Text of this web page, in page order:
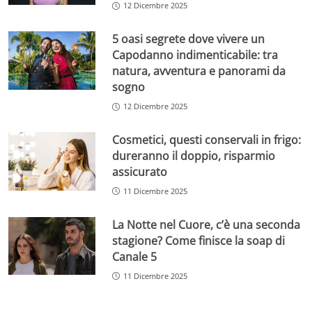
12 Dicembre 2025
5 oasi segrete dove vivere un
Capodanno indimenticabile: tra
natura, avventura e panorami da
sogno
12 Dicembre 2025
Cosmetici, questi conservali in frigo:
dureranno il doppio, risparmio
assicurato
11 Dicembre 2025
La Notte nel Cuore, c’è una seconda
stagione? Come finisce la soap di
Canale 5
11 Dicembre 2025